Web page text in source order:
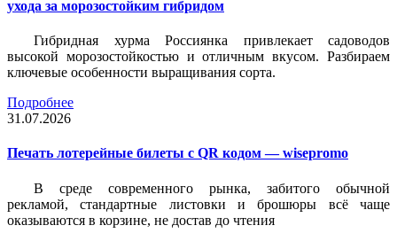
ухода за морозостойким гибридом
Гибридная хурма Россиянка привлекает садоводов
высокой морозостойкостью и отличным вкусом. Разбираем
ключевые особенности выращивания сорта.
Подробнее
31.07.2026
Печать лотерейные билеты c QR кодом — wisepromo
В среде современного рынка, забитого обычной
рекламой, стандартные листовки и брошюры всё чаще
оказываются в корзине, не достав до чтения